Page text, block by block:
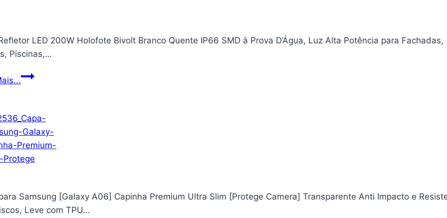
LED 200W Holofote Bivolt Branco Quente IP66 SMD à Prova D’Água, Luz Alta Potência para Fachadas,
Piscinas,…
KIT
LED
200W
Holofote
Bivolt
IP66
SMD
Samsung [Galaxy A06] Capinha Premium Ultra Slim [Protege Camera] Transparente Anti Impacto e
Leve com TPU…